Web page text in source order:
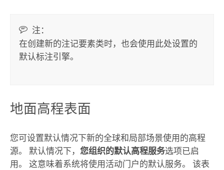
注：
在创建新的注记要素类时，也会使用此处设置的
默认标注引擎。
地面高程表面
您可设置默认情况下新的全球和局部场景使用的高程
源。 默认情况下， 您组织的默认高程服务选项已启
用。 这意味着系统将使用活动门户的默认服务。 该表